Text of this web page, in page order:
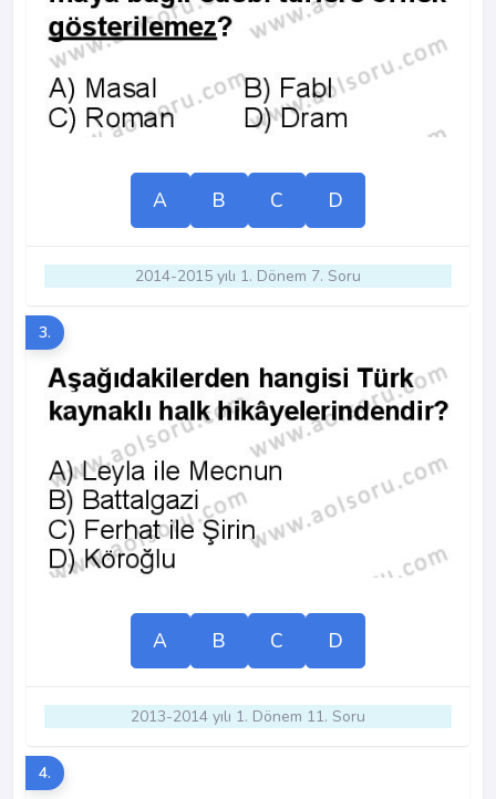
A B C D
2014-2015 yılı 1. Dönem 7. Soru
3.
A B C D
2013-2014 yılı 1. Dönem 11. Soru
4.